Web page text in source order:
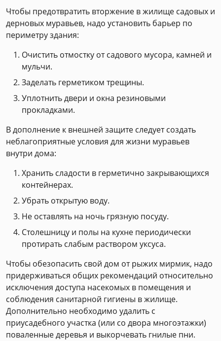
Чтобы предотвратить вторжение в жилище садовых и
дерновых муравьев, надо установить барьер по
периметру здания:
Очистить отмостку от садового мусора, камней и
мульчи.
Заделать герметиком трещины.
Уплотнить двери и окна резиновыми
прокладками.
В дополнение к внешней защите следует создать
неблагоприятные условия для жизни муравьев
внутри дома:
Хранить сладости в герметично закрывающихся
контейнерах.
Убрать открытую воду.
Не оставлять на ночь грязную посуду.
Столешницу и полы на кухне периодически
протирать слабым раствором уксуса.
Чтобы обезопасить свой дом от рыжих мирмик, надо
придерживаться общих рекомендаций относительно
исключения доступа насекомых в помещения и
соблюдения санитарной гигиены в жилище.
Дополнительно необходимо удалить с
приусадебного участка (или со двора многоэтажки)
поваленные деревья и выкорчевать гнилые пни.